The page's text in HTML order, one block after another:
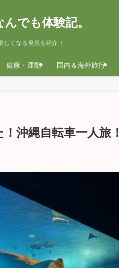
でも体験記。
しくなる発見を紹介！
健康・運動 国内＆海外旅行
沖縄自転車一人旅！